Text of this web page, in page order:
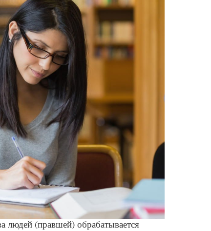
людей (правшей) обрабатывается